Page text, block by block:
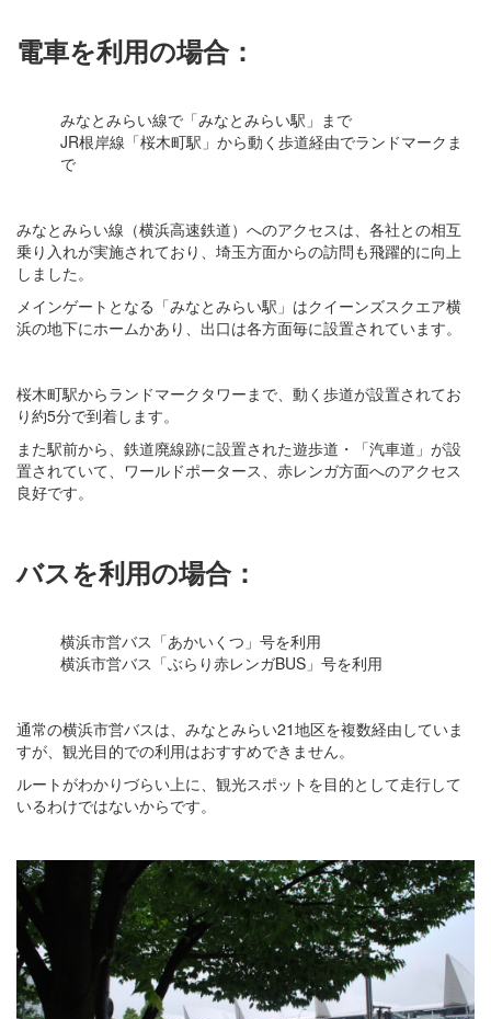
電車を利用の場合：
みなとみらい線で「みなとみらい駅」まで
JR根岸線「桜木町駅」から動く歩道経由でランドマークま
で
みなとみらい線（横浜高速鉄道）へのアクセスは、各社との相互
乗り入れが実施されており、埼玉方面からの訪問も飛躍的に向上
しました。
メインゲートとなる「みなとみらい駅」はクイーンズスクエア横
浜の地下にホームかあり、出口は各方面毎に設置されています。
桜木町駅からランドマークタワーまで、動く歩道が設置されてお
り約5分で到着します。
また駅前から、鉄道廃線跡に設置された遊歩道・「汽車道」が設
置されていて、ワールドポータース、赤レンガ方面へのアクセス
良好です。
バスを利用の場合：
横浜市営バス「あかいくつ」号を利用
横浜市営バス「ぶらり赤レンガBUS」号を利用
通常の横浜市営バスは、みなとみらい21地区を複数経由していま
すが、観光目的での利用はおすすめできません。
ルートがわかりづらい上に、観光スポットを目的として走行して
いるわけではないからです。